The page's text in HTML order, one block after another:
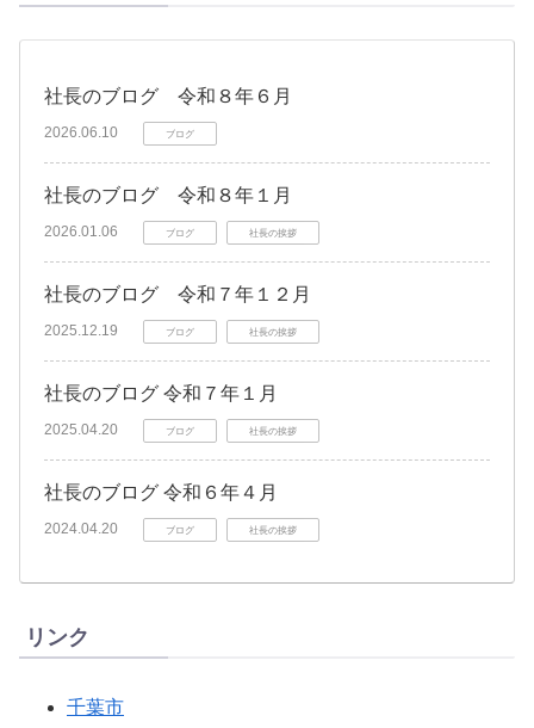
社長のブログ 令和８年６月
2026.06.10 ブログ
社長のブログ 令和８年１月
2026.01.06 ブログ 社長の挨拶
社長のブログ 令和７年１２月
2025.12.19 ブログ 社長の挨拶
社長のブログ 令和７年１月
2025.04.20 ブログ 社長の挨拶
社長のブログ 令和６年４月
2024.04.20 ブログ 社長の挨拶
リンク
千葉市